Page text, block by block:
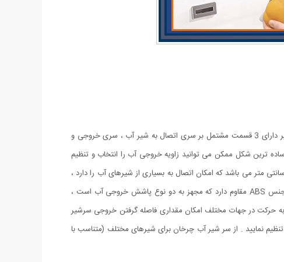
محصولی جدید با طراحی منحصر به فرد که می تواند به آسانی بهره برداری از یک شیر آب معمولی را برای شما به حداکثر برساند . این سرشیر دارای 3 قسمت مشتمل بر سری اتصال به شیر آب ، سری خروجی و
صورت تکی و در مجموع ، حرکت در زاویه 1080 درجه را دارند ، بنابراین به ساده ترین شکل ممکن می توانید زاویه خروجی آب را انتخاب و تنظیم
، این یعنی کمترین محدودیت ممکن برای استفاده از آب و در نهایت صرفه جویی در مصرف . سری اتصال به شیر دارای قطر اصلی 2.2 سانتی متر می باشد که امکان اتصال به بسیاری از شیرهای آب را دارد ،
اما در غیر این صورت می توانید از یک مبدل متناسب با نوع شیر آب برای اتصال استفاده کنید . خروجی سر شیر آب چرخشی ، پوششی از جنس ABS مقاوم دارد که مجهز به دو نوع پاشش خروجی آب است ،
پاشش آب را تغییر دهید . وجود بازوی میانی سر شیر 3 محور (1080 درجه) علاوه بر کمک به حرکت در جهات مختلف امکان مقداری فاصله گرفتن خروجی سرشیر
نمایید . از سر شیر آب چرخان برای شیرهای مختلف (متناسب با